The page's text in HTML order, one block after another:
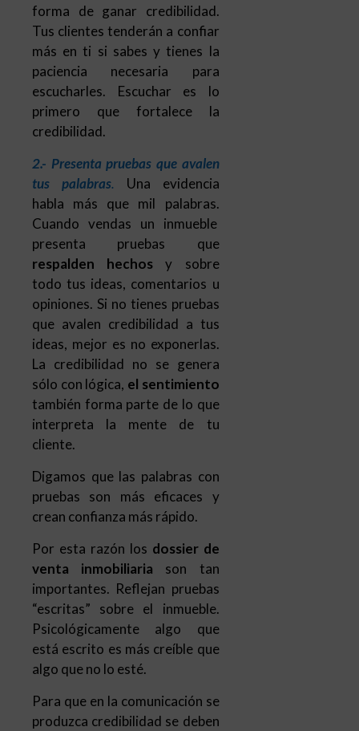
forma de ganar credibilidad.
Tus clientes tenderán a confiar
más en ti si sabes y tienes la
paciencia necesaria para
escucharles. Escuchar es lo
primero que fortalece la
credibilidad.
2.- Presenta pruebas que avalen
tus palabras. Una evidencia
habla más que mil palabras.
Cuando vendas un inmueble
presenta pruebas que
respalden hechos y sobre
todo tus ideas, comentarios u
opiniones. Si no tienes pruebas
que avalen credibilidad a tus
ideas, mejor es no exponerlas.
La credibilidad no se genera
sólo con lógica, el sentimiento
también forma parte de lo que
interpreta la mente de tu
cliente.
Digamos que las palabras con
pruebas son más eficaces y
crean confianza más rápido.
Por esta razón los dossier de
venta inmobiliaria son tan
importantes. Reflejan pruebas
“escritas” sobre el inmueble.
Psicológicamente algo que
está escrito es más creíble que
algo que no lo esté.
Para que en la comunicación se
produzca credibilidad se deben